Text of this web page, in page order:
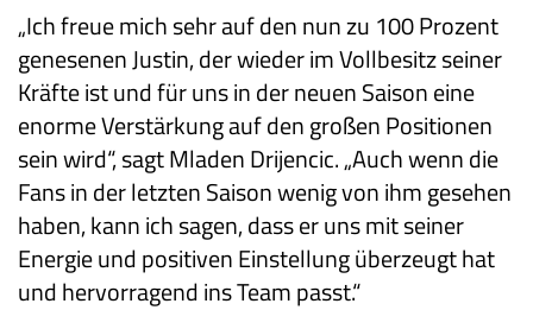
„Ich freue mich sehr auf den nun zu 100 Prozent
genesenen Justin, der wieder im Vollbesitz seiner
Kräfte ist und für uns in der neuen Saison eine
enorme Verstärkung auf den großen Positionen
sein wird“, sagt Mladen Drijencic. „Auch wenn die
Fans in der letzten Saison wenig von ihm gesehen
haben, kann ich sagen, dass er uns mit seiner
Energie und positiven Einstellung überzeugt hat
und hervorragend ins Team passt.“